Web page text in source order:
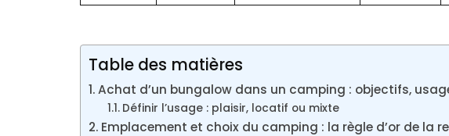
Table des matières
Achat d’un bungalow dans un camping : objectifs,
Définir l’usage : plaisir, locatif ou mixte
Emplacement et choix du camping : la règle d’or de la